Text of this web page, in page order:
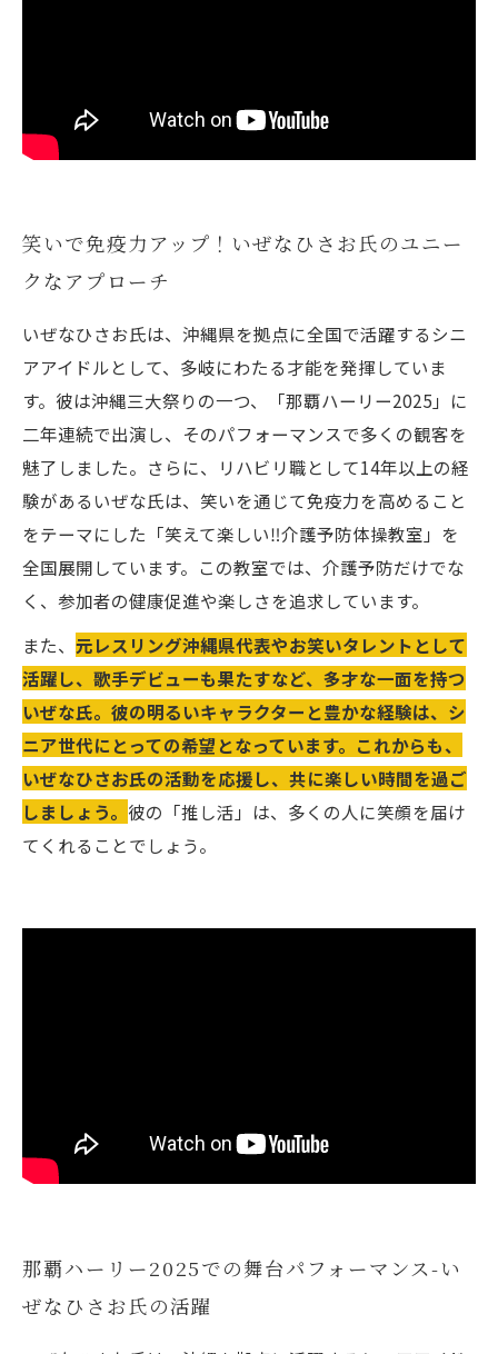
笑いで免疫力アップ！いぜなひさお氏のユニー
クなアプローチ
いぜなひさお氏は、沖縄県を拠点に全国で活躍するシニ
アアイドルとして、多岐にわたる才能を発揮していま
す。彼は沖縄三大祭りの一つ、「那覇ハーリー2025」に
二年連続で出演し、そのパフォーマンスで多くの観客を
魅了しました。さらに、リハビリ職として14年以上の経
験があるいぜな氏は、笑いを通じて免疫力を高めること
をテーマにした「笑えて楽しい‼️介護予防体操教室」を
全国展開しています。この教室では、介護予防だけでな
く、参加者の健康促進や楽しさを追求しています。
また、 元レスリング沖縄県代表やお笑いタレントとして
活躍し、歌手デビューも果たすなど、多才な一面を持つ
いぜな氏。彼の明るいキャラクターと豊かな経験は、シ
ニア世代にとっての希望となっています。これからも、
いぜなひさお氏の活動を応援し、共に楽しい時間を過ご
しましょう。 彼の「推し活」は、多くの人に笑顔を届け
てくれることでしょう。
那覇ハーリー2025での舞台パフォーマンス-い
ぜなひさお氏の活躍